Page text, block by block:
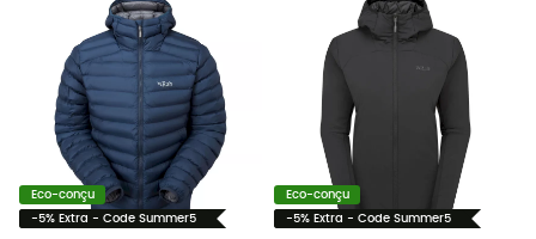
Eco-conçu
-5% Extra - Code Summer5
Eco-conçu
-5% Extra - Code Summer5